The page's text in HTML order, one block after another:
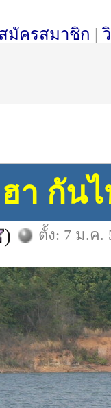
มัครสมาชิก |
า กัน
) ตั้ง: 7 ม.ค.